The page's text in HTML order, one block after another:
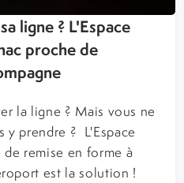
ligne ? L'Espace
proche de
la ligne ? Mais vous ne
y prendre ? L'Espace
de remise en forme à
est la solution !